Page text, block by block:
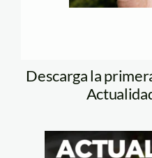
Descarga la